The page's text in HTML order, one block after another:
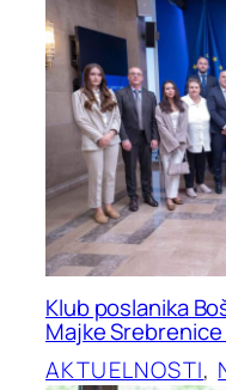
Klub poslanika
Majke
AKTUELNOSTI,